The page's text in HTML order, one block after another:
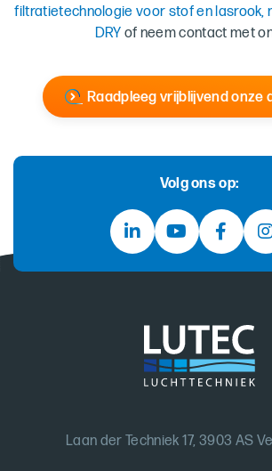
filtratietechnologie voor stof en lasrook,
DRY of neem contact met
Raadpleeg vrijblijvend onze
Volg ons op:
Laan der Techniek 17, 3903 AS